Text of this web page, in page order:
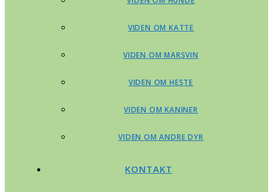
VIDEN OM KATTE
VIDEN OM MARSVIN
VIDEN OM HESTE
VIDEN OM KANINER
VIDEN OM ANDRE DYR
KONTAKT